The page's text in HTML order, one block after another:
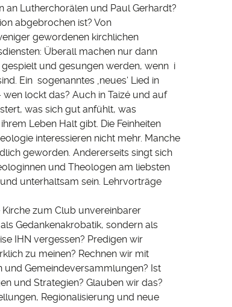
an Lutherchorälen und Paul Gerhardt?
abgebrochen ist? Von
gewordenen kirchlichen
Überall machen nur dann
und gesungen werden, wenn i
Ein sogenanntes ‚neues‘ Lied in
lockt das? Auch in Taizé und auf
was sich gut anfühlt, was
Leben Halt gibt. Die Feinheiten
interessieren nicht mehr. Manche
geworden. Andererseits singt sich
und Theologen am liebsten
unterhaltsam sein. Lehrvorträge
zum Club unvereinbarer
Gedankenakrobatik, sondern als
IHN vergessen? Predigen wir
zu meinen? Rechnen wir mit
und Gemeindeversammlungen? Ist
und Strategien? Glauben wir das?
Regionalisierung und neue